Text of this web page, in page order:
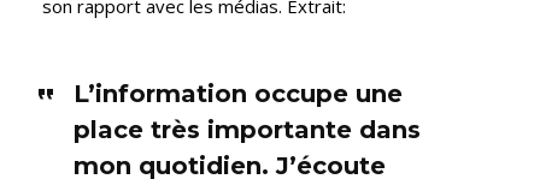
son rapport avec les médias. Extrait:
L’information occupe une
place très importante dans
mon quotidien. J’écoute